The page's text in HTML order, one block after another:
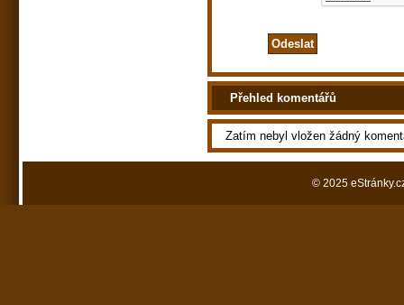
Přehled komentářů
Zatím nebyl vložen žádný
© 2025